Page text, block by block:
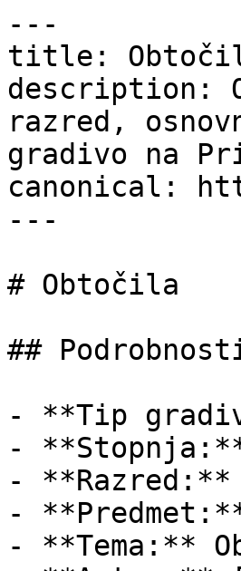
---
title:
description:
razred,
gradivo na
canonical:
---
# Obtočila
##
- **Tip
-
-
-
- **Tema:**